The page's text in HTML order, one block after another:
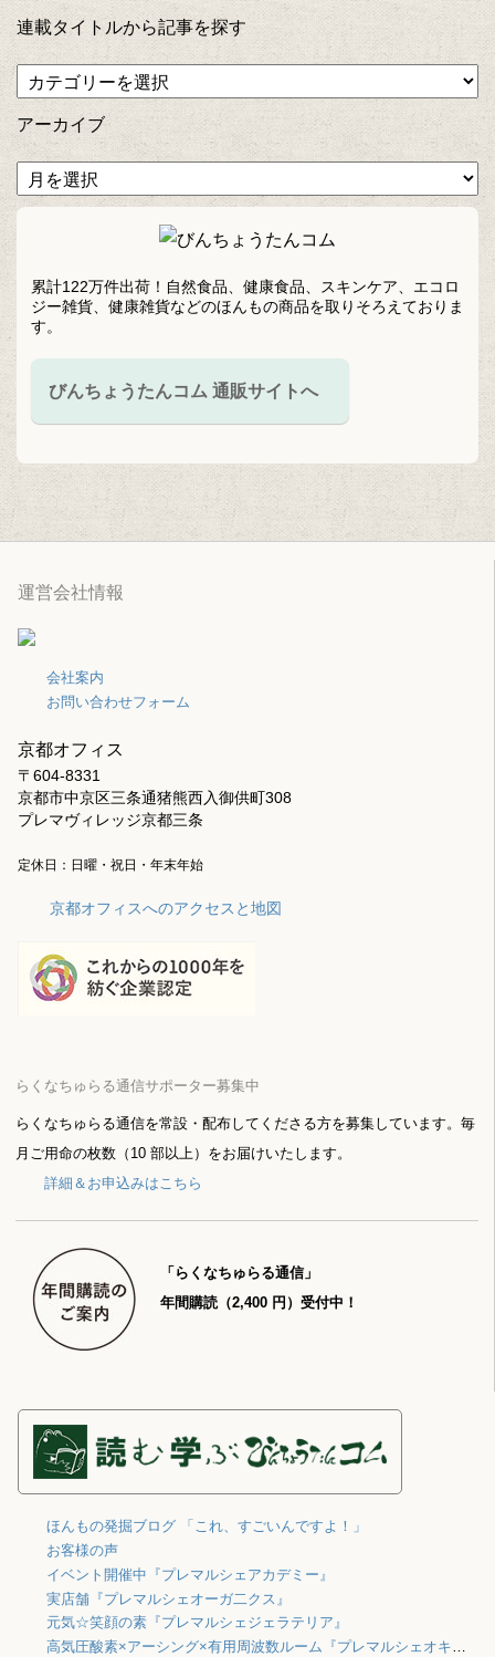
連載タイトルから記事を探す
アーカイブ
累計122万件出荷！自然食品、健康食品、スキンケア、エコロ
ジー雑貨、健康雑貨などのほんもの商品を取りそろえておりま
す。
びんちょうたんコム 通販サイトへ
運営会社情報
会社案内
お問い合わせフォーム
京都オフィス
〒604-8331
京都市中京区三条通猪熊西入御供町308
プレマヴィレッジ京都三条
定休日：日曜・祝日・年末年始
京都オフィスへのアクセスと地図
らくなちゅらる通信サポーター募集中
らくなちゅらる通信を常設・配布してくださる方を募集しています。毎
月ご用命の枚数（10 部以上）をお届けいたします。
詳細＆お申込みはこちら
「らくなちゅらる通信」
年間購読（2,400 円）受付中！
ほんもの発掘ブログ 「これ、すごいんですよ！」
お客様の声
イベント開催中『プレマルシェアカデミー』
実店舗『プレマルシェオーガ二クス』
元気☆笑顔の素『プレマルシェジェラテリア』
高気圧酸素×アーシング×有用周波数ルーム『プレマルシェオキシジェン』